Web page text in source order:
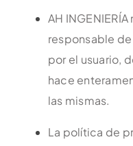
AH
responsable
por el usuario,
hace
las mismas.
La política de